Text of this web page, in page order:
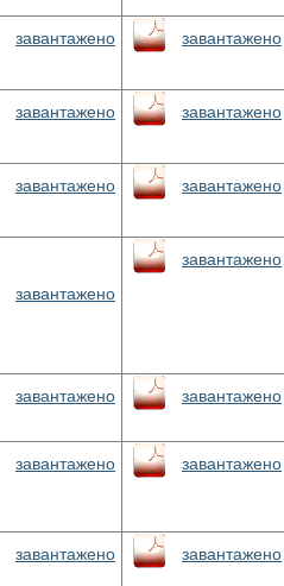
завантажено завантажено
завантажено завантажено
завантажено завантажено
завантажено
завантажено
завантажено завантажено
завантажено завантажено
завантажено завантажено